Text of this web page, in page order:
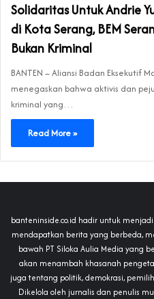
Solidaritas Untuk Andrie
di Kota Serang, BEM
Bukan Kriminal
BANTEN – Aliansi Badan Eksekutif
menegaskan bahwa aktivis dan
kriminal yang…
Read More »
banteninside.co.id hadir untuk
mendapatkan berita yang berbeda,
bawah PT Siloka Aulia Media yang
akan menambah khasanah
juga tentang politik, demokrasi,
Dikelola oleh jurnalis dan penulis